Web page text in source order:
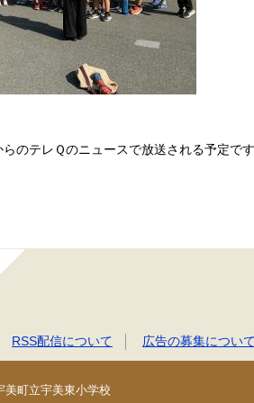
のテレＱのニュースで放送される予定です
RSS配信について 広告の募集について
美町立宇美東小学校